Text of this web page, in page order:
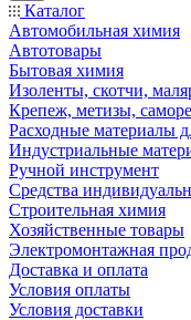
Каталог
Автомобильная химия
Автотовары
Бытовая химия
Изоленты, скотчи,
Крепеж, метизы,
Расходные материалы
Индустриальные
Ручной инструмент
Средства
Строительная химия
Хозяйственные товары
Электромонтажная
Доставка и оплата
Условия оплаты
Условия доставки